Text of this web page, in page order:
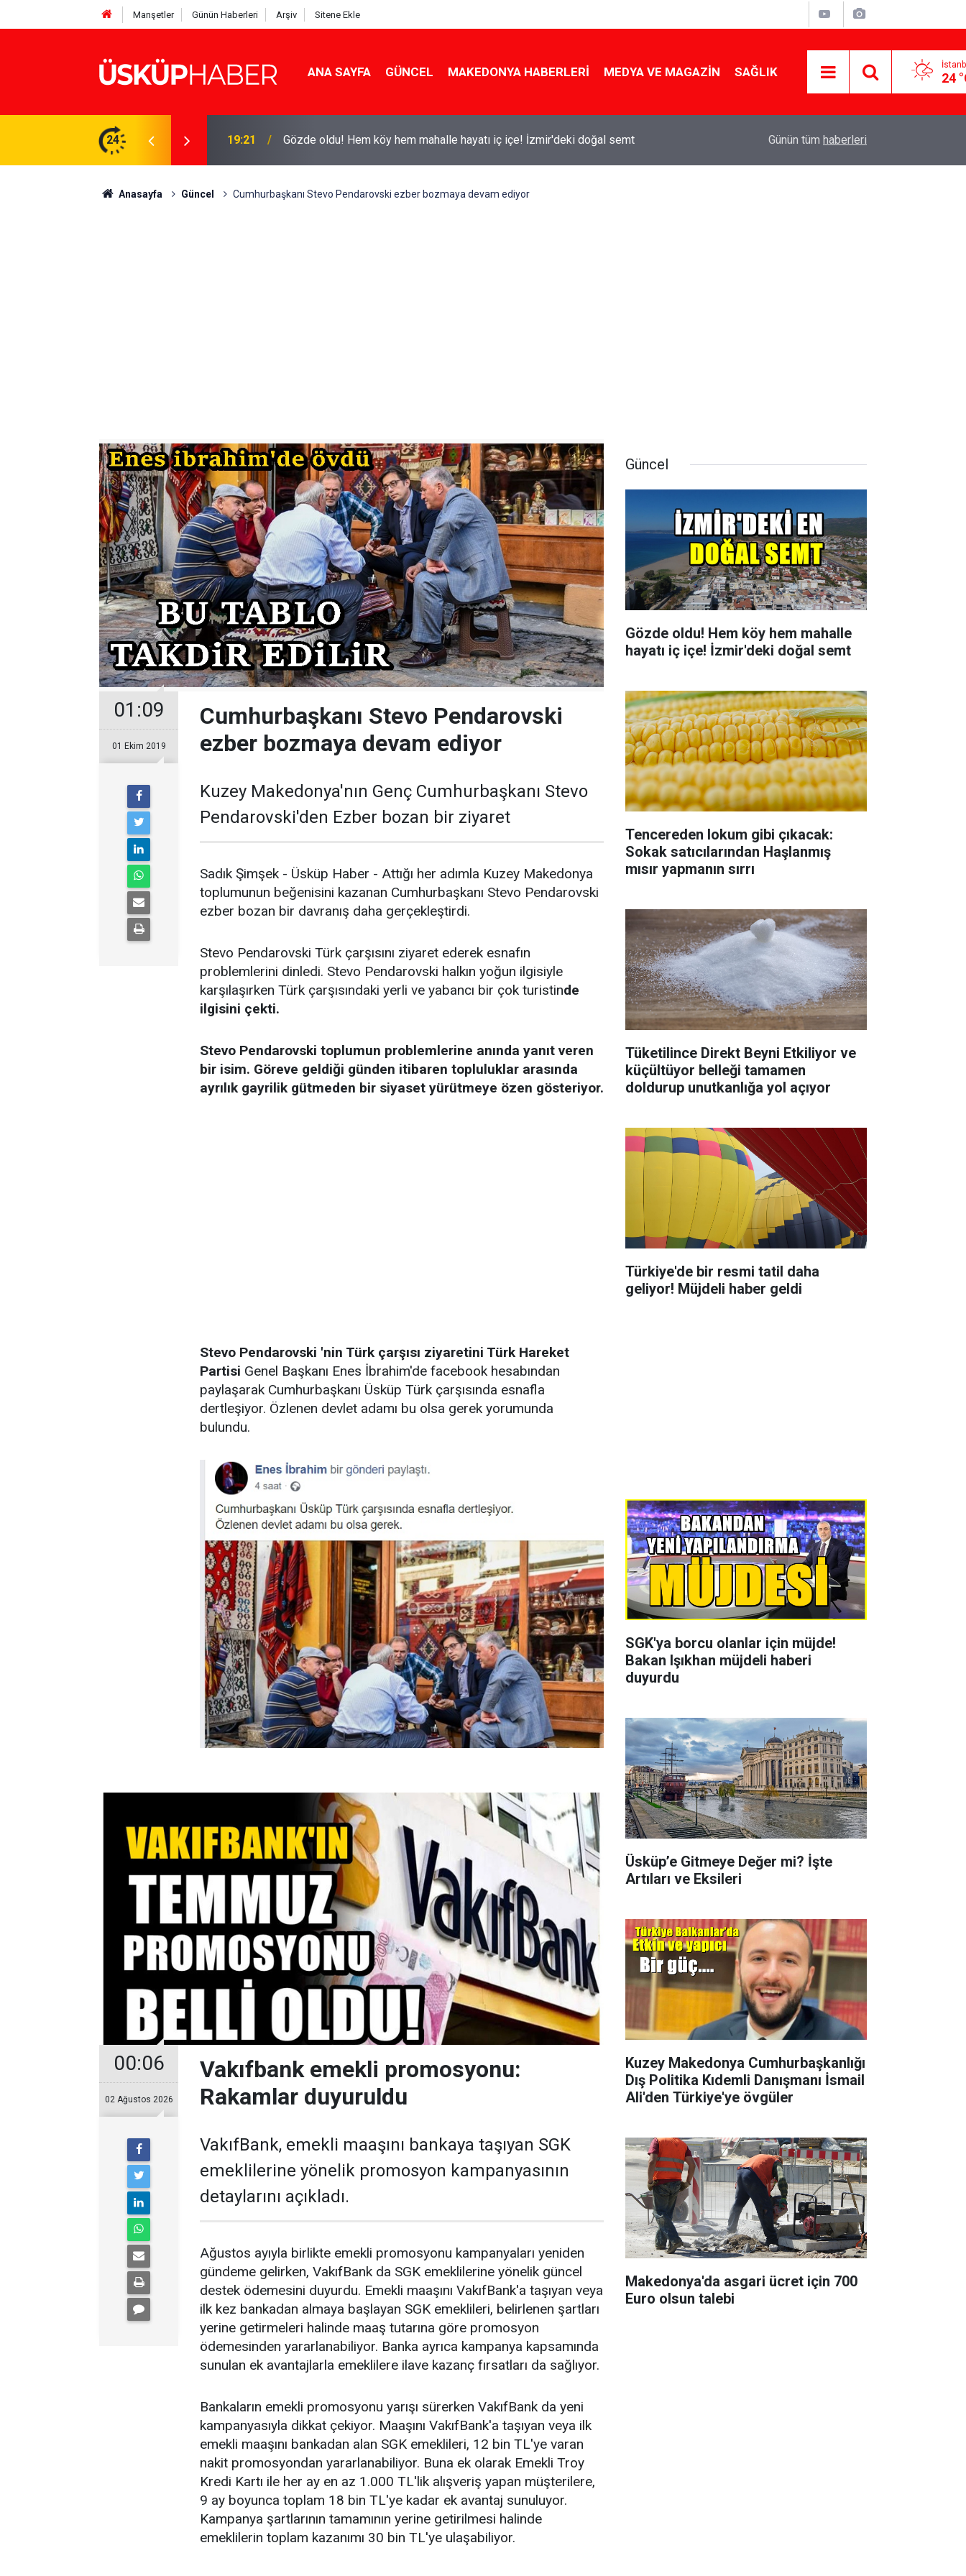
Manşetler Günün Haberleri Arşiv Sitene Ekle
ANA SAYFA GÜNCEL MAKEDONYA HABERLERI MEDYA VE MAGAZIN SAĞLIK 24
24 19:21 Gözde oldu! Hem köy hem mahalle hayatı iç içe! İzmir'deki doğal semt
yapmanın sırrı
Günün tüm haberleri
Anasayfa Güncel Cumhurbaşkanı Stevo Pendarovski ezber bozmaya devam ediyor
01:09
01 Ekim 2019
Cumhurbaşkanı Stevo Pendarovski
ezber bozmaya devam ediyor
Kuzey Makedonya'nın Genç Cumhurbaşkanı Stevo
Pendarovski'den Ezber bozan bir ziyaret
Sadık Şimşek - Üsküp Haber - Attığı her adımla Kuzey Makedonya
toplumunun beğenisini kazanan Cumhurbaşkanı Stevo Pendarovski
ezber bozan bir davranış daha gerçekleştirdi.
Stevo Pendarovski Türk çarşısını ziyaret ederek esnafın
problemlerini dinledi. Stevo Pendarovski halkın yoğun ilgisiyle
karşılaşırken Türk çarşısındaki yerli ve yabancı bir çok turistinde
ilgisini çekti.
Stevo Pendarovski toplumun problemlerine anında yanıt veren
bir isim. Göreve geldiği günden itibaren topluluklar arasında
ayrılık gayrilik gütmeden bir siyaset yürütmeye özen gösteriyor.
Stevo Pendarovski 'nin Türk çarşısı ziyaretini Türk Hareket
Partisi Genel Başkanı Enes İbrahim'de facebook hesabından
paylaşarak Cumhurbaşkanı Üsküp Türk çarşısında esnafla
dertleşiyor. Özlenen devlet adamı bu olsa gerek yorumunda
bulundu.
00:06
02 Ağustos 2026
Vakıfbank emekli promosyonu:
Rakamlar duyuruldu
VakıfBank, emekli maaşını bankaya taşıyan SGK
emeklilerine yönelik promosyon kampanyasının
detaylarını açıkladı.
Ağustos ayıyla birlikte emekli promosyonu kampanyaları yeniden
gündeme gelirken, VakıfBank da SGK emeklilerine yönelik güncel
destek ödemesini duyurdu. Emekli maaşını VakıfBank'a taşıyan veya
ilk kez bankadan almaya başlayan SGK emeklileri, belirlenen şartları
yerine getirmeleri halinde maaş tutarına göre promosyon
ödemesinden yararlanabiliyor. Banka ayrıca kampanya kapsamında
sunulan ek avantajlarla emeklilere ilave kazanç fırsatları da sağlıyor.
Bankaların emekli promosyonu yarışı sürerken VakıfBank da yeni
kampanyasıyla dikkat çekiyor. Maaşını VakıfBank'a taşıyan veya ilk
emekli maaşını bankadan alan SGK emeklileri, 12 bin TL'ye varan
nakit promosyondan yararlanabiliyor. Buna ek olarak Emekli Troy
Kredi Kartı ile her ay en az 1.000 TL'lik alışveriş yapan müşterilere,
9 ay boyunca toplam 18 bin TL'ye kadar ek avantaj sunuluyor.
Kampanya şartlarının tamamının yerine getirilmesi halinde
emeklilerin toplam kazanımı 30 bin TL'ye ulaşabiliyor.
Güncel
Gözde oldu! Hem köy hem mahalle
hayatı iç içe! İzmir'deki doğal semt
Tencereden lokum gibi çıkacak:
Sokak satıcılarından Haşlanmış
mısır yapmanın sırrı
Tüketilince Direkt Beyni Etkiliyor ve
küçültüyor belleği tamamen
doldurup unutkanlığa yol açıyor
Türkiye'de bir resmi tatil daha
geliyor! Müjdeli haber geldi
SGK'ya borcu olanlar için müjde!
Bakan Işıkhan müjdeli haberi
duyurdu
Üsküp’e Gitmeye Değer mi? İşte
Artıları ve Eksileri
Kuzey Makedonya Cumhurbaşkanlığı
Dış Politika Kıdemli Danışmanı İsmail
Ali'den Türkiye'ye övgüler
Makedonya'da asgari ücret için 700
Euro olsun talebi